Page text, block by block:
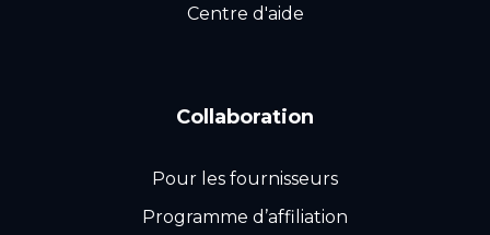
Centre d'aide
Collaboration
Pour les fournisseurs
Programme d’affiliation